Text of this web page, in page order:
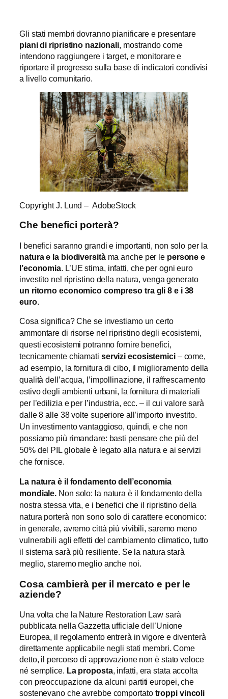
Gli stati membri dovranno pianificare e presentare
piani di ripristino nazionali , mostrando come
intendono raggiungere i target, e monitorare e
riportare il progresso sulla base di indicatori condivisi
a livello comunitario.
Copyright J. Lund – AdobeStock
Che benefici porterà?
I benefici saranno grandi e importanti, non solo per la
natura e la biodiversitàma anche per le persone e
l’economia. L’UE stima, infatti, che per ogni euro
investito nel ripristino della natura, venga generato
un ritorno economico compreso tra gli 8 e i 38
euro.
Cosa significa? Che se investiamo un certo
ammontare di risorse nel ripristino degli ecosistemi,
questi ecosistemi potranno fornire benefici,
tecnicamente chiamati servizi ecosistemici – come,
ad esempio, la fornitura di cibo, il miglioramento della
qualità dell’acqua, l’impollinazione, il raffrescamento
estivo degli ambienti urbani, la fornitura di materiali
per l’edilizia e per l’industria, ecc. – il cui valore sarà
dalle 8 alle 38 volte superiore all’importo investito.
Un investimento vantaggioso, quindi, e che non
possiamo più rimandare: basti pensare che più del
50% del PIL globale è legato alla natura e ai servizi
che fornisce.
La natura è il fondamento dell’economia
mondiale. Non solo: la natura è il fondamento della
nostra stessa vita, e i benefici che il ripristino della
natura porterà non sono solo di carattere economico:
in generale, avremo città più vivibili, saremo meno
vulnerabili agli effetti del cambiamento climatico, tutto
il sistema sarà più resiliente. Se la natura starà
meglio, staremo meglio anche noi.
Cosa cambierà per il mercato e per le
aziende?
Una volta che la Nature Restoration Law sarà
pubblicata nella Gazzetta ufficiale dell’Unione
Europea, il regolamento entrerà in vigore e diventerà
direttamente applicabile negli stati membri. Come
detto, il percorso di approvazione non è stato veloce
né semplice. La proposta, infatti, era stata accolta
con preoccupazione da alcuni partiti europei, che
sostenevano che avrebbe comportato troppi vincoli